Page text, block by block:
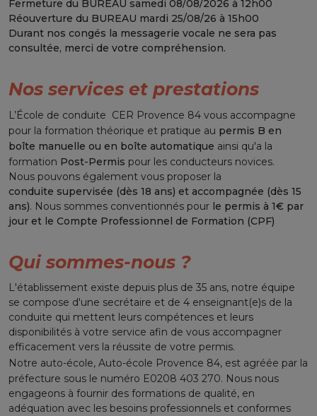
Fermeture du BUREAU samedi 08/08/2026 à 12h00
Réouverture du BUREAU mardi 25/08/26 à 15h00
Durant nos congés la messagerie vocale ne sera pas
consultée, merci de votre compréhension.
Nos services et prestations
L’École de conduite CER Provence 84 vous accompagne
pour la formation théorique et pratique au permis B en
boîte manuelle ou en boîte automatique ainsi qu'a la
formation Post-Permis pour les conducteurs novices.
Nous pouvons également vous proposer la
conduite supervisée (dès 18 ans) et accompagnée (dès 15
ans). Nous sommes conventionnés pour le permis à 1€ par
jour et le Compte Professionnel de Formation (CPF)
Qui sommes-nous ?
L'établissement existe depuis plus de 35 ans, notre équipe
se compose d'une secrétaire et de 4 enseignant(e)s de la
conduite qui mettent leurs compétences et leurs
disponibilités à votre service afin de vous accompagner
efficacement vers la réussite de votre permis.
Notre auto-école, Auto-école Provence 84, est agréée par la
préfecture sous le numéro E0208 403 270. Nous nous
engageons à fournir des formations de qualité, en
adéquation avec les besoins professionnels et conformes